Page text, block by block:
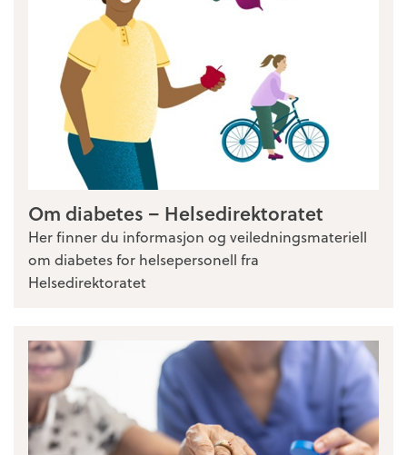
Om diabetes – Helsedirektoratet
Her finner du informasjon og veiledningsmateriell
om diabetes for helsepersonell fra
Helsedirektoratet